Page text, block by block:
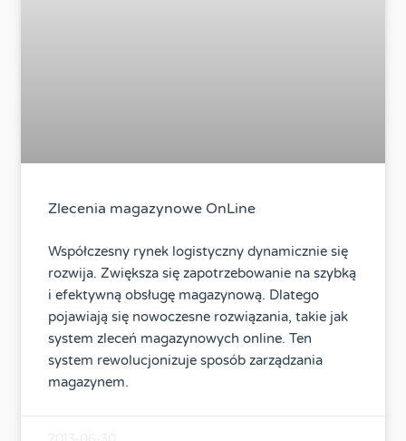
Zlecenia magazynowe OnLine
Współczesny rynek logistyczny dynamicznie się
rozwija. Zwiększa się zapotrzebowanie na szybką
i efektywną obsługę magazynową. Dlatego
pojawiają się nowoczesne rozwiązania, takie jak
system zleceń magazynowych online. Ten
system rewolucjonizuje sposób zarządzania
magazynem.